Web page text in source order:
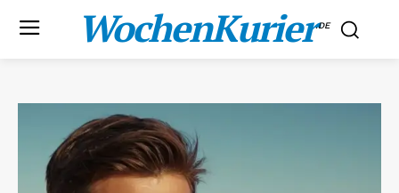
WochenKurier.DE